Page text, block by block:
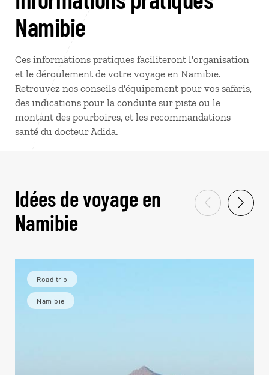
Namibie
Ces informations pratiques faciliteront l'organisation
et le déroulement de votre voyage en Namibie.
Retrouvez nos conseils d'équipement pour vos safaris,
des indications pour la conduite sur piste ou le
montant des pourboires, et les recommandations
santé du docteur Adida.
Idées de voyage en
Namibie
Road trip
Namibie